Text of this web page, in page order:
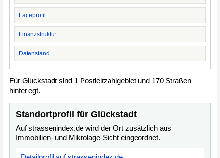
Lageprofil
Finanzstruktur
Datenstand
Für Glückstadt sind 1 Postleitzahlgebiet und 170 Straßen
hinterlegt.
Standortprofil für Glückstadt
Auf strassenindex.de wird der Ort zusätzlich aus
Immobilien- und Mikrolage-Sicht eingeordnet.